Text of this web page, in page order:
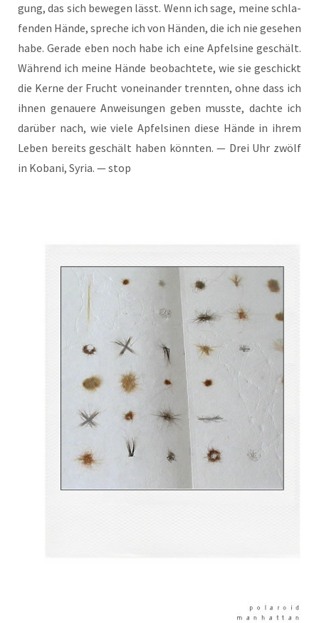
gung, das sich bewe­gen lässt. Wenn ich sage, mei­ne schla­
fen­den Hän­de, spre­che ich von Hän­den, die ich nie gese­hen
habe. Gera­de eben noch habe ich eine Apfel­si­ne geschält.
Wäh­rend ich mei­ne Hän­de beob­ach­te­te, wie sie geschickt
die Ker­ne der Frucht von­ein­an­der trenn­ten, ohne dass ich
ihnen genaue­re Anwei­sun­gen geben muss­te, dach­te ich
dar­über nach, wie vie­le Apfel­si­nen die­se Hän­de in ihrem
Leben bereits geschält haben könn­ten. — Drei Uhr zwölf
in Koba­ni, Syria. — stop